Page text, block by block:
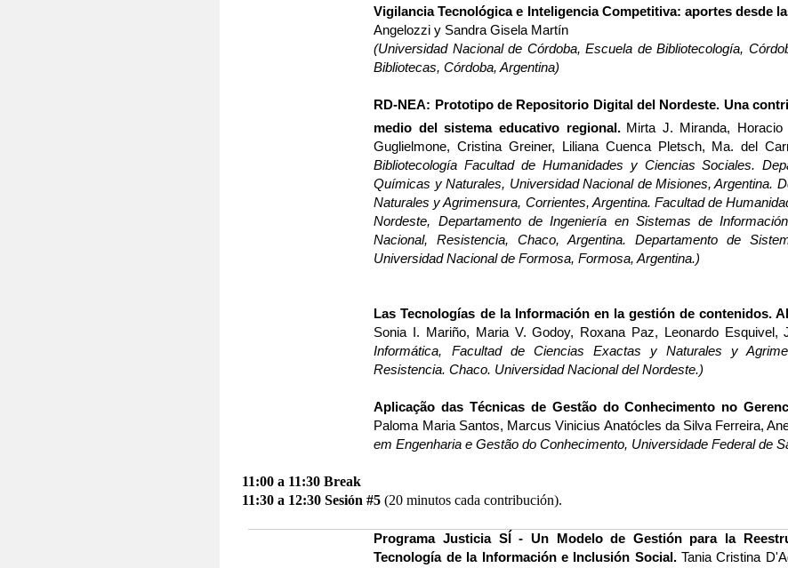
Vigilancia Tecnológica e Inteligencia Competitiva: aportes desde
Angelozzi y Sandra Gisela Martín
(Universidad Nacional de Córdoba, Escuela de Bibliotecología,
Bibliotecas, Córdoba, Argentina)
RD-NEA: Prototipo de Repositorio Digital del Nordeste. Una
medio del sistema educativo regional. Mirta J. Miranda, Horacio
Guglielmone, Cristina Greiner, Liliana Cuenca Pletsch, Ma. del
Bibliotecología Facultad de Humanidades y Ciencias Sociales.
Químicas y Naturales, Universidad Nacional de Misiones, Argentina.
Naturales y Agrimensura, Corrientes, Argentina. Facultad de
Nordeste, Departamento de Ingeniería en Sistemas de
Nacional, Resistencia, Chaco, Argentina. Departamento de
Universidad Nacional de Formosa, Formosa, Argentina.)
Las Tecnologías de la Información en la gestión de contenidos.
Sonia I. Mariño, Maria V. Godoy, Roxana Paz, Leonardo
Informática, Facultad de Ciencias Exactas y Naturales y
Resistencia. Chaco. Universidad Nacional del Nordeste.)
Aplicação das Técnicas de Gestão do Conhecimento no
Paloma Maria Santos, Marcus Vinicius Anatócles da Silva Ferreira,
em Engenharia e Gestão do Conhecimento, Universidade Federal de
11:00 a 11:30 Break
11:30 a 12:30 Sesión #5 (20 minutos cada contribución).
Programa Justicia SÍ - Un Modelo de Gestión para la
Tecnología de la Información e Inclusión Social.Tania Cristina